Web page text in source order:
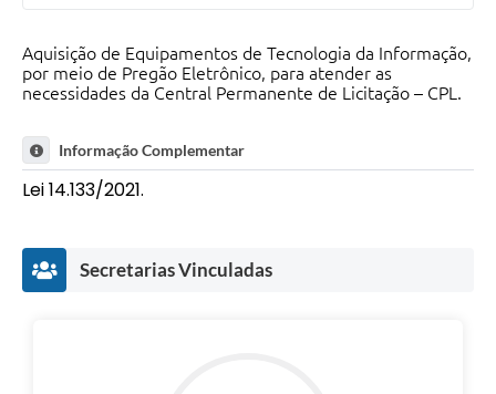
Aquisição de Equipamentos de Tecnologia da Informação,
por meio de Pregão Eletrônico, para atender as
necessidades da Central Permanente de Licitação – CPL.
Informação Complementar
Lei 14.133/2021.
Secretarias Vinculadas